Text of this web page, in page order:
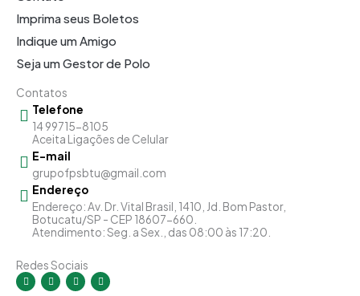
Imprima seus Boletos
Indique um Amigo
Seja um Gestor de Polo
Contatos
Telefone
14 99715-8105
Aceita Ligações de Celular
E-mail
grupofpsbtu@gmail.com
Endereço
Endereço: Av. Dr. Vital Brasil, 1410, Jd. Bom Pastor,
Botucatu/SP - CEP 18607-660.
Atendimento: Seg. a Sex., das 08:00 às 17:20.
Redes Sociais
I
n
F
a
Y
o
L
i